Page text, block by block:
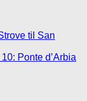
til San
Ponte d’Arbia